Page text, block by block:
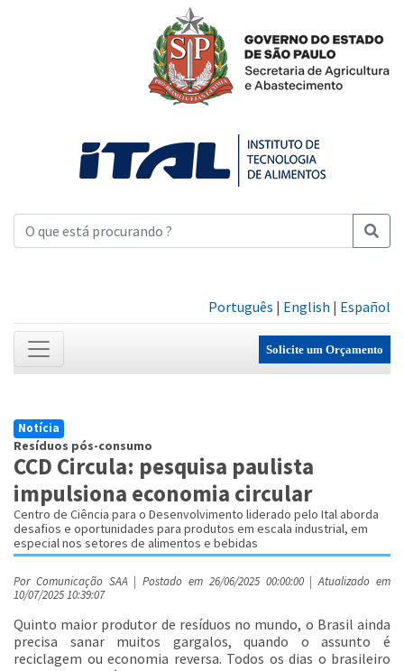
Português | English | Español
Solicite um Orçamento
Notícia
Resíduos pós-consumo
CCD Circula: pesquisa paulista
impulsiona economia circular
Centro de Ciência para o Desenvolvimento liderado pelo Ital aborda
desafios e oportunidades para produtos em escala industrial, em
especial nos setores de alimentos e bebidas
Por Comunicação SAA | Postado em 26/06/2025 00:00:00 | Atualizado em
10/07/2025 10:39:07
Quinto maior produtor de resíduos no mundo, o Brasil ainda
precisa sanar muitos gargalos, quando o assunto é
reciclagem ou economia reversa. Todos os dias o brasileiro